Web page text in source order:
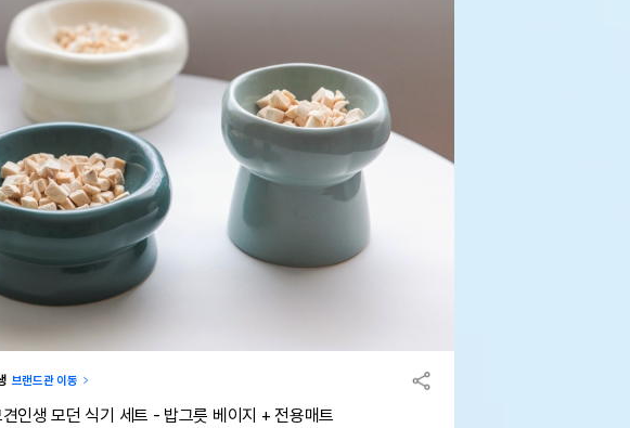
브랜드관 이동
인생 모던 식기 세트 - 밥그릇 베이지 + 전용매트